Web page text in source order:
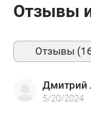
Отзывы
Отзывы
Дмитрий
5/20/2024